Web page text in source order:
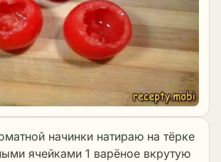
начинки натираю на тёрке
ячейками 1 варёное вкрутую